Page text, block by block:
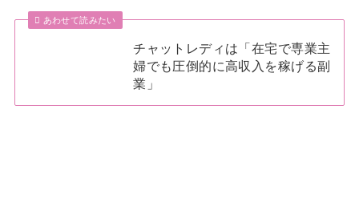
あわせて読みたい
チャットレディは「在宅で専業主
婦でも圧倒的に高収入を稼げる副
業」